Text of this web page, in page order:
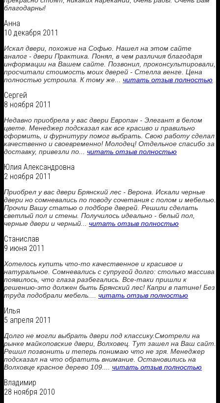
благодарны!
Анна
10 декабря 2011
Искал двери, похожие на Софью. Нашел на этом сайте
аналог - двери Практика. Понял, в чем различия благодаря
информации на Вашем сайте. Позвонил, проконсультировали,
просчитали стоимость моих дверей - Стелла венге. Цена
полностью устроила. К тому же... читать отзыв полностью
Сергей
8 ноября 2011
Недавно приобрела у вас двери Европан - Элегант в белом
цвете. Менеджер подсказал как все красиво и правильно
оформить, и фурнитуру помог выбрать. Свою работу сделал
качественно и своевременно! Молодец! Отдельное спасибо за
доставку, привезли по... читать отзыв полностью
Юлия Александровна
2 ноября 2011
Приобрел у вас двери Брянский лес - Верона. Искали черные
двери но сомневались по поводу сочетания с полом и мебелью.
Прочли Вашу статью о подборе дверей. Решили сделать
светлый пол и стены. Получилось идеально - белый пол,
черные двери и черный... читать отзыв полностью
Станислав
9 июня 2011
Хотелось купить что-то качественное и красивое и
натуральное. Сомневались с супругой долго: столько массива
появилось, что глаза разбегались. Все-таки пришли к
решению-это должен быть Брянский лес! Капри в патине! Без
труда подобрали мебель.... читать отзыв полностью
Илья
5 апреля 2011
Долго не могли выбрать двери под классику.Смотрели на
рынке майкоповские двери, Волховец. Тут зашел на Ваш сайт.
Решил позвонить и теперь понимаю что не зря. Менеджер
подсказал на что обратить внимание. Остановились на
Волховце красное дерево 109.... читать отзыв полностью
Владимир
28 ноября 2010